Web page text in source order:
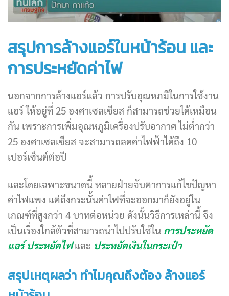
สรุปการล้างแอร์ในหน้าร้อน และ
การประหยัดค่าไฟ
นอกจากการล้างแอร์แล้ว การปรับอุณหภมิในการใช้งาน
แอร์ ให้อยู่ที่ 25 องศาเซลเซียส ก็สามารถช่วยได้เหมือน
กัน เพราะการเพิ่มอุณหภูมิเครื่องปรับอากาศ ไม่ต่ำกว่า
25 องศาเซลเซียส จะสามารถลดค่าไฟฟ้าได้ถึง 10
เปอร์เซ็นต์ต่อปี
และโดยเฉพาะขนาดนี้ หลายฝ่ายจับตาการแก้ไขปัญหา
ค่าไฟแพง แต่ถึงกระนั้นค่าไฟที่จะออกมาก็ยังอยู่ใน
เกณฑ์ที่สูงกว่า 4 บาทต่อหน่วย ดังนั้นวิธีการเหล่านี้ จึง
เป็นเรื่องใกล้ตัวที่สามารถนำไปปรับใช้ใน การประหยัด
แอร์ ประหยัดไฟและ ประหยัดเงินในกระเป๋า
สรุปเหตุผลว่า ทำไมคุณถึงต้อง ล้างแอร์